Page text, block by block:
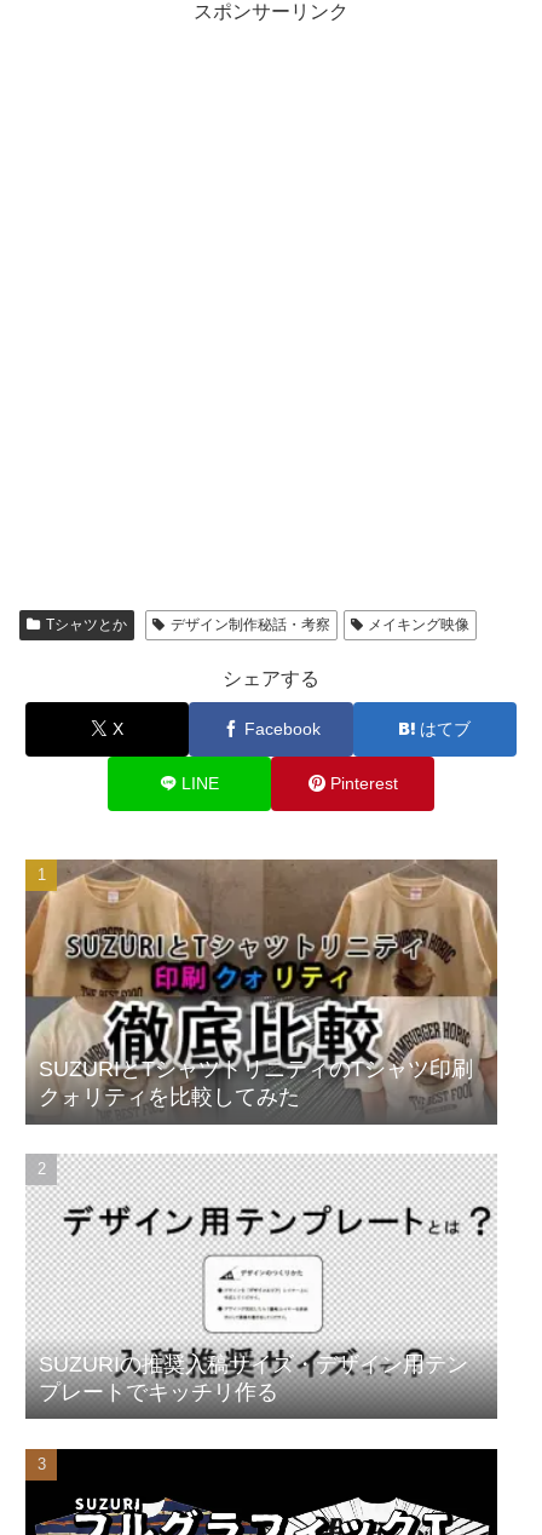
スポンサーリンク
Tシャツとか デザイン制作秘話・考察 メイキング映像
シェアする
X Facebook はてブ
LINE Pinterest
SUZURIとTシャツトリニティのTシャツ印刷
クォリティを比較してみた
SUZURIの推奨入稿サイズ・デザイン用テン
プレートでキッチリ作る